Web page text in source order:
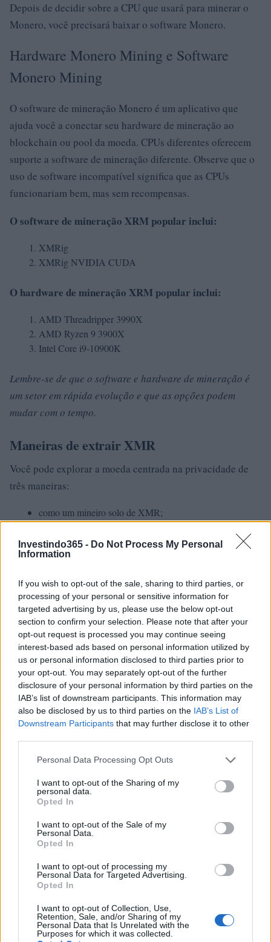
Investindo365 - Do Not Process My Personal
Information
If you wish to opt-out of the sale, sharing to third parties, or
processing of your personal or sensitive information for
targeted advertising by us, please use the below opt-out
section to confirm your selection. Please note that after your
opt-out request is processed you may continue seeing
interest-based ads based on personal information utilized by
us or personal information disclosed to third parties prior to
your opt-out. You may separately opt-out of the further
disclosure of your personal information by third parties on the
IAB’s list of downstream participants. This information may
also be disclosed by us to third parties on the IAB’s List of
Downstream Participants that may further disclose it to other
Please note that this website/app uses one or more Google
not limited to your visit or usage behaviour. You may click to
grant or deny consent to Google and its third-party tags to
use your data for below specified purposes in below Google
consent section.
Personal Data Processing Opt Outs
I want to opt-out of the Sharing of my
personal data.
Opted In
I want to opt-out of the Sale of my
Personal Data.
Opted In
I want to opt-out of processing my
Personal Data for Targeted Advertising.
Opted In
I want to opt-out of Collection, Use,
Retention, Sale, and/or Sharing of my
Personal Data that Is Unrelated with the
Purposes for which it was collected.
Depois de decidir sobre a CPU que usará para minerar o
Monero, você precisará baixar o software Monero.
Hardware Monero Mining e Software
Monero Mining
O software de mineração Monero é um aplicativo que
ajuda você a conectar seu hardware de mineração ao
blockchain ou pool da moeda. CPUs diferentes oferecem
suporte a software de mineração diferente. Observe que o
uso de software incompatível significa que as CPUs
funcionariam bem, mas sem recompensas.
O software de mineração XRM popular inclui:
XMRig
XMRig NVIDIA CUDA
O hardware de mineração XRM popular inclui:
AMD Threadripper 3990X
AMD Ryzen 9 3900X
Intel Core i9-10900K
Lembre-se de que o software e hardware de mineração é
um setor em rápida evolução e que as opções podem
mudar com o tempo.
Maneiras de extrair XMR
Você pode explorar a moeda centrada na privacidade de
três maneiras:
como um mineiro solo de XMR;
usando os serviços de mineração em nuvem da Monero.
Um mineiro solo é aquele que interage diretamente com o
blockchain. A única vantagem mais significativa de um
mineiro solo é que ele fica com todas as recompensas do
bloco. Infelizmente, os mineiros solitários podem não ser
capazes de ganhar recompensas com a mesma frequência
que as piscinas de mineração.
Outra vantagem da mineração solo é que ela pode ser feita
em seu PC.
de plataformas individuais que combinam a potência de
suas plataformas para aumentar suas chances de encontrar
novos blocos no blockchain Monero. As recompensas do
bloco vão para aqueles que contribuíram com o poder de
A maioria dos pools de mineração XRM cobra uma taxa
entre 0% e 2%. Alguns pools de mineração Monero
populares são MineXMR, SupportXMR, Unipool e
XMRNanopool. Além de verificar as transações mais